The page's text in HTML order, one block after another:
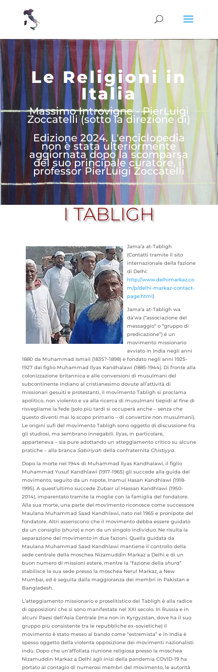
Le Religioni in
Italia
Massimo Introvigne - PierLuigi
Zoccatelli (sotto la direzione di)
Edizione 2024. L'enciclopedia
non è stata ulteriormente
aggiornata dopo la scomparsa
del suo principale curatore, il
professor PierLuigi Zoccatelli
I TABLIGH
Jama’a at-Tabligh
(Contatti tramite il sito
internazionale della fazione
di Delhi:
http://www.delhimarkaz.co
m/p/delhi-markaz-contact-
page.html)
Jama’a at-Tabligh wa
da’wa (“associazione del
messaggio” o “gruppo di
predicazione”) è un
movimento missionario
avviato in India negli anni
1880 da Muhammad Ismail (1835?-1898) e fondato negli anni 1925-
1927 dal figlio Muhammad Ilyas Kandhalawi (1885-1944). Di fronte alla
colonizzazione britannica e alle conversioni di musulmani del
subcontinente indiano al cristianesimo dovute all’attività di
missionari gesuiti e protestanti, il movimento Tabligh si proclama
apolitico, non violento e va alla ricerca di musulmani tiepidi al fine di
risvegliarne la fede (solo più tardi si occuperà anche – senza che
questo diventi mai lo scopo primario – di convertire non musulmani).
Le origini sufi del movimento Tabligh sono oggetto di discussione fra
gli studiosi, ma sembrano innegabili. Ilyas, in particolare,
apparteneva – sia pure adottando un atteggiamento critico su alcune
pratiche – alla branca Sabiriyah della confraternita Chistiyya.
Dopo la morte nel 1944 di Muhammad Ilyas Kandhalawi, il figlio
Muhammad Yusuf Kandhlawi (1917-1965) gli succede alla guida del
movimento, seguito da un nipote, Inamul Hasan Kandhlawi (1918-
1995). A quest’ultimo succede Zubair ul Hassan Kandhlawi (1950-
2014), imparentato tramite la moglie con la famiglia del fondatore.
Alla sua morte, una parte del movimento riconosce come successore
Maulana Muhammad Saad Kandhlawi, nato nel 1965 e pronipote del
fondatore. Altri asseriscono che il movimento debba essere guidato
da un consiglio (shura) e non da un singolo individuo. Ne risulta la
separazione del movimento in due fazioni. Quella guidata da
Maulana Muhammad Saad Kandhlawi mantiene il controllo della
sede centrale della moschea Nizamuddin Markaz a Delhi e di un
buon numero di missioni estere, mentre la “fazione della shura”
stabilisce la sua sede presso la moschea Nerul Markaz, a New
Mumbai, ed è seguita dalla maggioranza dei membri in Pakistan e
Bangladesh.
L’atteggiamento missionario e proselitistico dei Tabligh è alla radice
di opposizioni che si sono manifestate nel XXI secolo. In Russia e in
alcuni Paesi dell’Asia Centrale (ma non in Kyrgyzstan, dove ha il suo
gruppo più consistente tra le repubbliche ex-sovietiche) il
movimento è stato messo al bando come “estremista” e in India è
spesso oggetto della violenta opposizione dei movimenti nazionalisti
indù. Dopo che un’affollata riunione religiosa presso la moschea
Nizamuddin Markaz a Delhi agli inizi della pandemia COVID-19 ha
portato al contagio di numerosi membri del movimento, le autorità